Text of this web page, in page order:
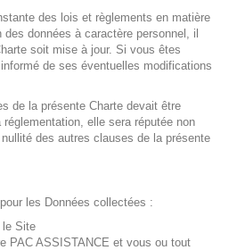
des lois et règlements en matière
données à caractère personnel, il
soit mise à jour. Si vous êtes
de ses éventuelles modifications
de la présente Charte devait être
elle sera réputée non
des autres clauses de la présente
les Données collectées :
le Site
PAC ASSISTANCE et vous ou tout